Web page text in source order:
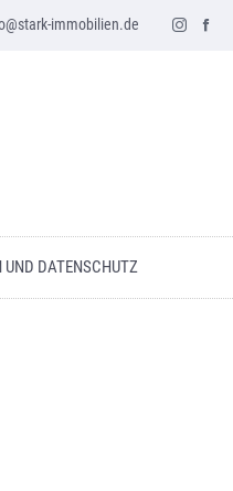
immobilien.de
UND DATENSCHUTZ